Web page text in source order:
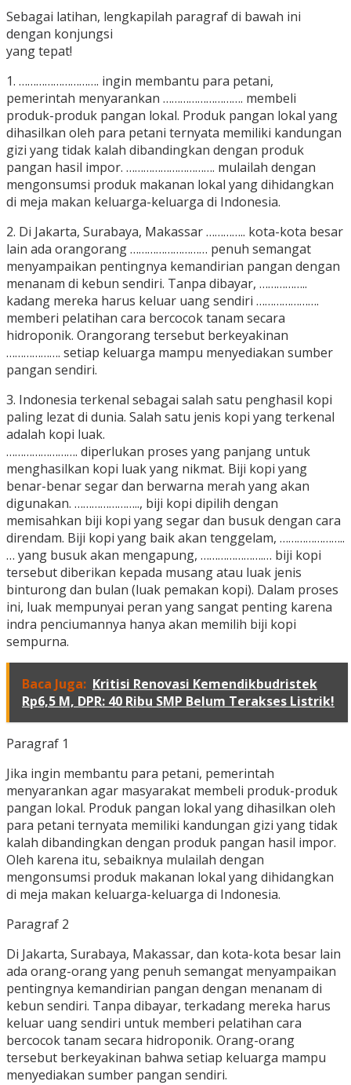
Sebagai latihan, lengkapilah paragraf di bawah ini
dengan konjungsi
yang tepat!
1. ………………………. ingin membantu para petani,
pemerintah menyarankan ………………………. membeli
produk-produk pangan lokal. Produk pangan lokal yang
dihasilkan oleh para petani ternyata memiliki kandungan
gizi yang tidak kalah dibandingkan dengan produk
pangan hasil impor. …………………………. mulailah dengan
mengonsumsi produk makanan lokal yang dihidangkan
di meja makan keluarga-keluarga di Indonesia.
2. Di Jakarta, Surabaya, Makassar ………….. kota-kota besar
lain ada orangorang ……………………… penuh semangat
menyampaikan pentingnya kemandirian pangan dengan
menanam di kebun sendiri. Tanpa dibayar, ……………..
kadang mereka harus keluar uang sendiri ………………….
memberi pelatihan cara bercocok tanam secara
hidroponik. Orangorang tersebut berkeyakinan
………………. setiap keluarga mampu menyediakan sumber
pangan sendiri.
3. Indonesia terkenal sebagai salah satu penghasil kopi
paling lezat di dunia. Salah satu jenis kopi yang terkenal
adalah kopi luak.
……………………. diperlukan proses yang panjang untuk
menghasilkan kopi luak yang nikmat. Biji kopi yang
benar-benar segar dan berwarna merah yang akan
digunakan. ………………….., biji kopi dipilih dengan
memisahkan biji kopi yang segar dan busuk dengan cara
direndam. Biji kopi yang baik akan tenggelam, …………………..
… yang busuk akan mengapung, ………………….… biji kopi
tersebut diberikan kepada musang atau luak jenis
binturong dan bulan (luak pemakan kopi). Dalam proses
ini, luak mempunyai peran yang sangat penting karena
indra penciumannya hanya akan memilih biji kopi
sempurna.
Baca Juga: Kritisi Renovasi Kemendikbudristek
Rp6,5 M, DPR: 40 Ribu SMP Belum Terakses Listrik!
Paragraf 1
Jika ingin membantu para petani, pemerintah
menyarankan agar masyarakat membeli produk-produk
pangan lokal. Produk pangan lokal yang dihasilkan oleh
para petani ternyata memiliki kandungan gizi yang tidak
kalah dibandingkan dengan produk pangan hasil impor.
Oleh karena itu, sebaiknya mulailah dengan
mengonsumsi produk makanan lokal yang dihidangkan
di meja makan keluarga-keluarga di Indonesia.
Paragraf 2
Di Jakarta, Surabaya, Makassar, dan kota-kota besar lain
ada orang-orang yang penuh semangat menyampaikan
pentingnya kemandirian pangan dengan menanam di
kebun sendiri. Tanpa dibayar, terkadang mereka harus
keluar uang sendiri untuk memberi pelatihan cara
bercocok tanam secara hidroponik. Orang-orang
tersebut berkeyakinan bahwa setiap keluarga mampu
menyediakan sumber pangan sendiri.